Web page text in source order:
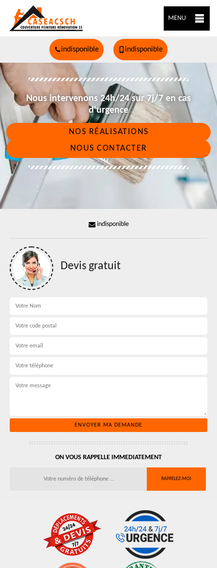
MENU
indisponible indisponible
Nous intervenons 24h/24 sur 7j/7 en cas
d'urgence
NOS RÉALISATIONS
NOUS CONTACTER
indisponible
Devis gratuit
ON VOUS RAPPELLE IMMEDIATEMENT